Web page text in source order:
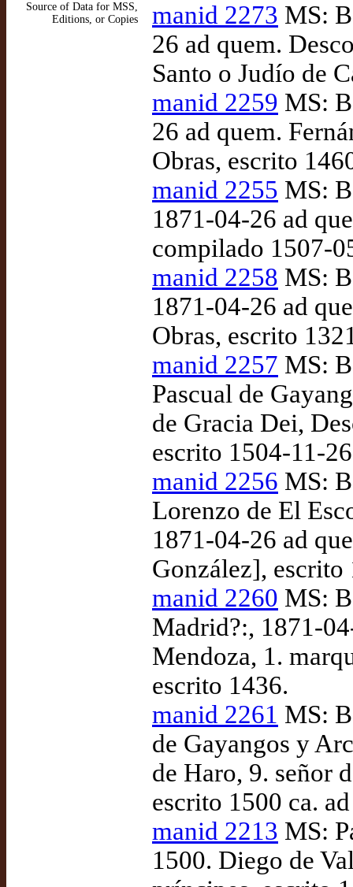
Source of Data for MSS,
Editions, or Copies
manid 2273 MS:
26 ad quem.
Santo o Judío de
manid 2259 MS:
26 ad quem.
Obras, escrito
manid 2255 MS:
1871-04-26 ad
compilado 1507-
manid 2258 MS:
1871-04-26 ad
Obras, escrito
manid 2257 MS:
Pascual de
de Gracia Dei,
escrito 1504-11-
manid 2256 MS:
Lorenzo de El
1871-04-26 ad
González], escrito
manid 2260 MS:
Madrid?:, 1871-
Mendoza, 1.
escrito 1436.
manid 2261 MS:
de Gayangos y
de Haro, 9. señor
escrito 1500 ca.
manid 2213 MS:
1500. Diego de